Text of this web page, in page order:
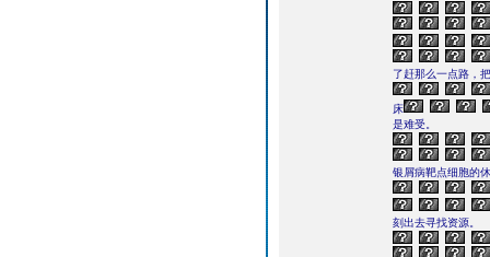
了赶那么一点路，
床
是难受。
银屑病靶点细胞的
刻出去寻找资源。